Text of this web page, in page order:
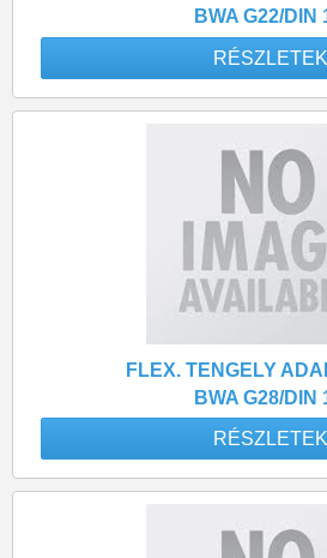
BWA G22/DIN
RÉSZLETEK
FLEX. TENGELY
BWA G28/DIN
RÉSZLETEK